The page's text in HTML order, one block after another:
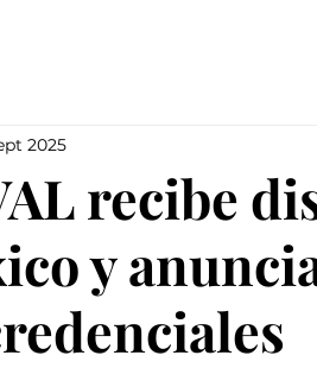
recibe
y
2025